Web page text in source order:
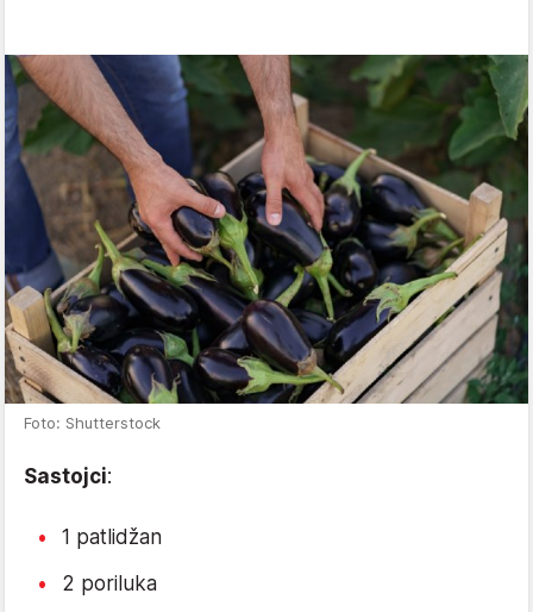
Foto: Shutterstock
Sastojci:
1 patlidžan
2 poriluka